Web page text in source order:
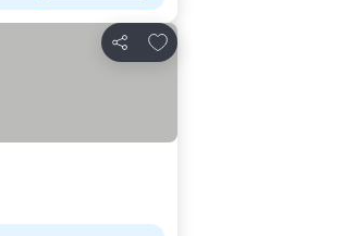
Del
Føj til favoritter